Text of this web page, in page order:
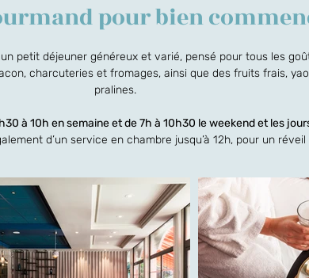
pour bien
petit déjeuner généreux et varié, pensé pour tous les
charcuteries et fromages, ainsi que des fruits frais,
pralines.
à 10h en semaine et de 7h à 10h30 le weekend et les
d’un service en chambre jusqu’à 12h, pour un